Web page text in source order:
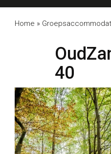
Home »
40